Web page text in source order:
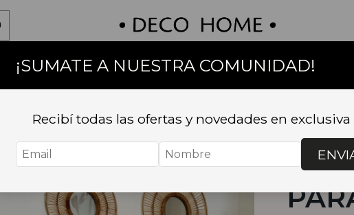
Decoracion Textil Bazar Baño Muebles Sillas y
Inicio .
¡SUMATE A NUESTRA COMUNIDAD!
Recibí todas las ofertas y novedades en exclusiva